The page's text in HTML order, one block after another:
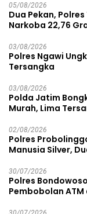
05/08/2026
Dua Pekan,
Narkoba 22,76
03/08/2026
Polres Ngawi
Tersangka
03/08/2026
Polda Jatim
Murah, Lima
02/08/2026
Polres
Manusia Silver,
30/07/2026
Polres
Pembobolan